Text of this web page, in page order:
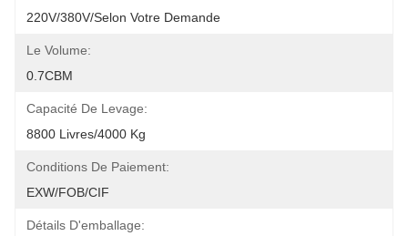
220V/380V/selon Votre Demande
Le Volume:
0.7CBM
Capacité De Levage:
8800 Livres/4000 Kg
Conditions De Paiement:
EXW/FOB/CIF
Détails D'emballage: